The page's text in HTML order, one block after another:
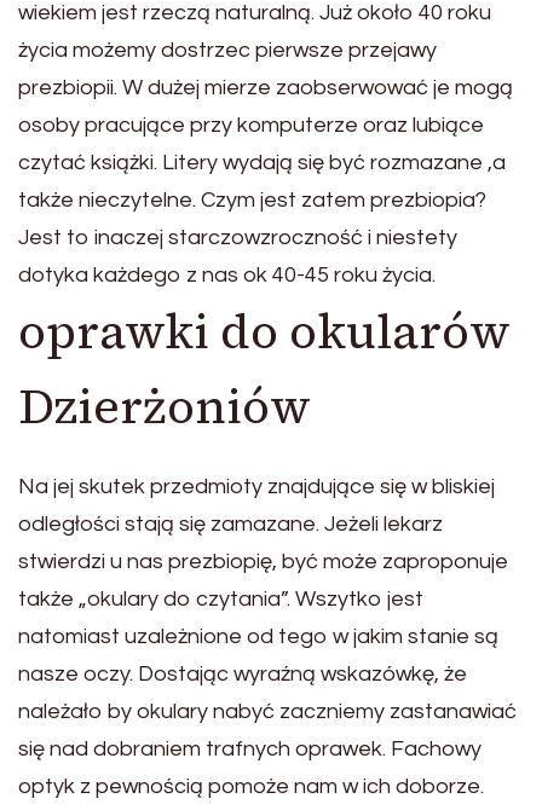
wiekiem jest rzeczą naturalną. Już około 40 roku
życia możemy dostrzec pierwsze przejawy
prezbiopii. W dużej mierze zaobserwować je mogą
osoby pracujące przy komputerze oraz lubiące
czytać książki. Litery wydają się być rozmazane ,a
także nieczytelne. Czym jest zatem prezbiopia?
Jest to inaczej starczowzroczność i niestety
dotyka każdego z nas ok 40-45 roku życia.
oprawki do okularów
Dzierżoniów
Na jej skutek przedmioty znajdujące się w bliskiej
odległości stają się zamazane. Jeżeli lekarz
stwierdzi u nas prezbiopię, być może zaproponuje
także „okulary do czytania”. Wszytko jest
natomiast uzależnione od tego w jakim stanie są
nasze oczy. Dostając wyraźną wskazówkę, że
należało by okulary nabyć zaczniemy zastanawiać
się nad dobraniem trafnych oprawek. Fachowy
optyk z pewnością pomoże nam w ich doborze.